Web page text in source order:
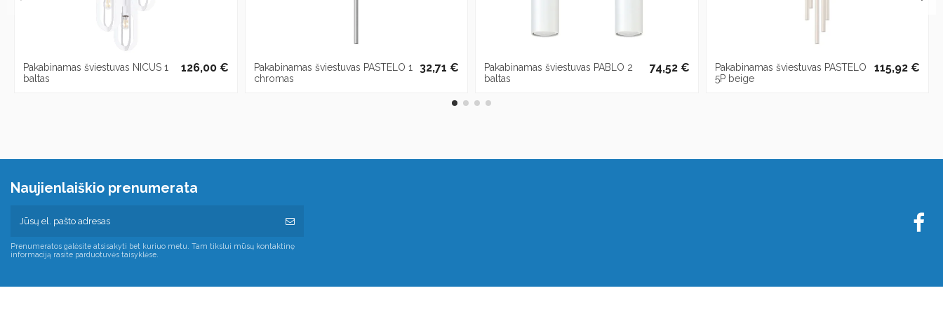
Pakabinamas šviestuvas NICUS 1
baltas
126,00 €
Pakabinamas šviestuvas PASTELO 1
chromas
32,71 €
Pakabinamas šviestuvas PABLO 2
baltas
74,52 €
Pakabinamas šviestuvas PASTELO
5P beige
115,92 €
Naujienlaiškio prenumerata
Prenumeratos galėsite atsisakyti bet kuriuo metu. Tam tikslui mūsų kontaktinę
informaciją rasite parduotuvės taisyklėse.